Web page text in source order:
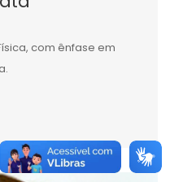
com ênfase em